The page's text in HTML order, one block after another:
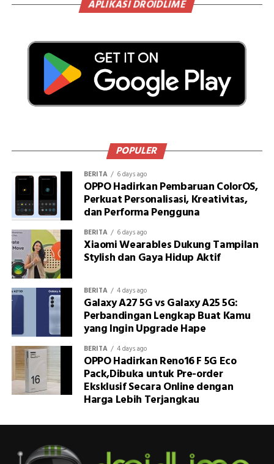
APLIKASI DROIDLIME
POPULER
BERITA 6 days ago
OPPO Hadirkan Pembaruan ColorOS,
Perkuat Personalisasi, Kreativitas,
dan Performa Pengguna
BERITA 6 days ago
Xiaomi Wearables Dukung Tampilan
Stylish dan Gaya Hidup Aktif
BERITA 4 days ago
Galaxy A27 5G vs Galaxy A25 5G:
Perbandingan Lengkap Buat Kamu
yang Ingin Upgrade Hape
BERITA 4 days ago
OPPO Hadirkan Reno16 F 5G Eco
Pack,Dibuka untuk Pre-order
Eksklusif Secara Online dengan
Harga Lebih Terjangkau